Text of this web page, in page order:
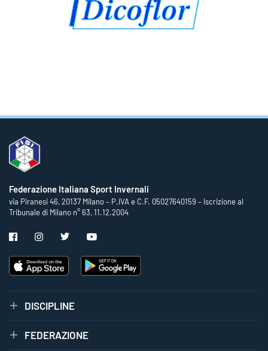
Federazione Italiana Sport Invernali
via Piranesi 46, 20137 Milano – P.IVA e C.F. 05027640159 – Iscrizione al
Tribunale di Milano n° 63, 11.12.2004
DISCIPLINE
FEDERAZIONE